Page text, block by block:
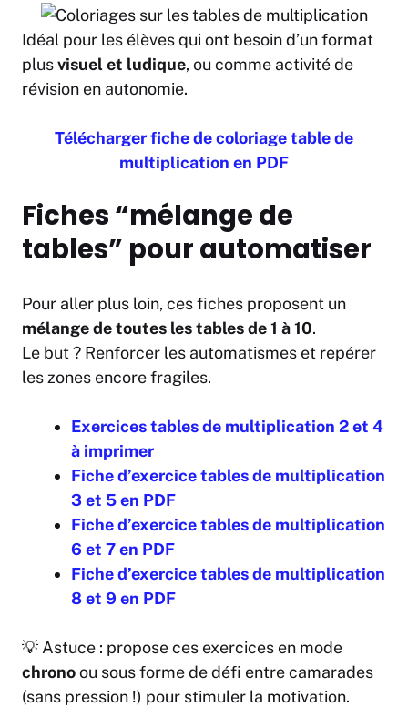
Idéal pour les élèves qui ont besoin d’un format
plusvisuel et ludique, ou comme activité de
révision en autonomie.
Télécharger fiche decoloriage table de
multiplication en PDF
Fiches “mélange de
tables” pour automatiser
Pour aller plus loin, ces fiches proposent un
mélange de toutes les tables de 1 à 10.
Le but ? Renforcer les automatismes et repérer
les zones encore fragiles.
Exercices tables de multiplication 2 et 4
à imprimer
Fiche d’exercice tables de multiplication
3 et 5 en PDF
Fiche d’exercice tables de multiplication
6 et 7 en PDF
Fiche d’exercice tables de multiplication
8 et 9 en PDF
💡 Astuce : propose ces exercices en mode
chronoou sous forme de défi entre camarades
(sans pression !) pour stimuler la motivation.